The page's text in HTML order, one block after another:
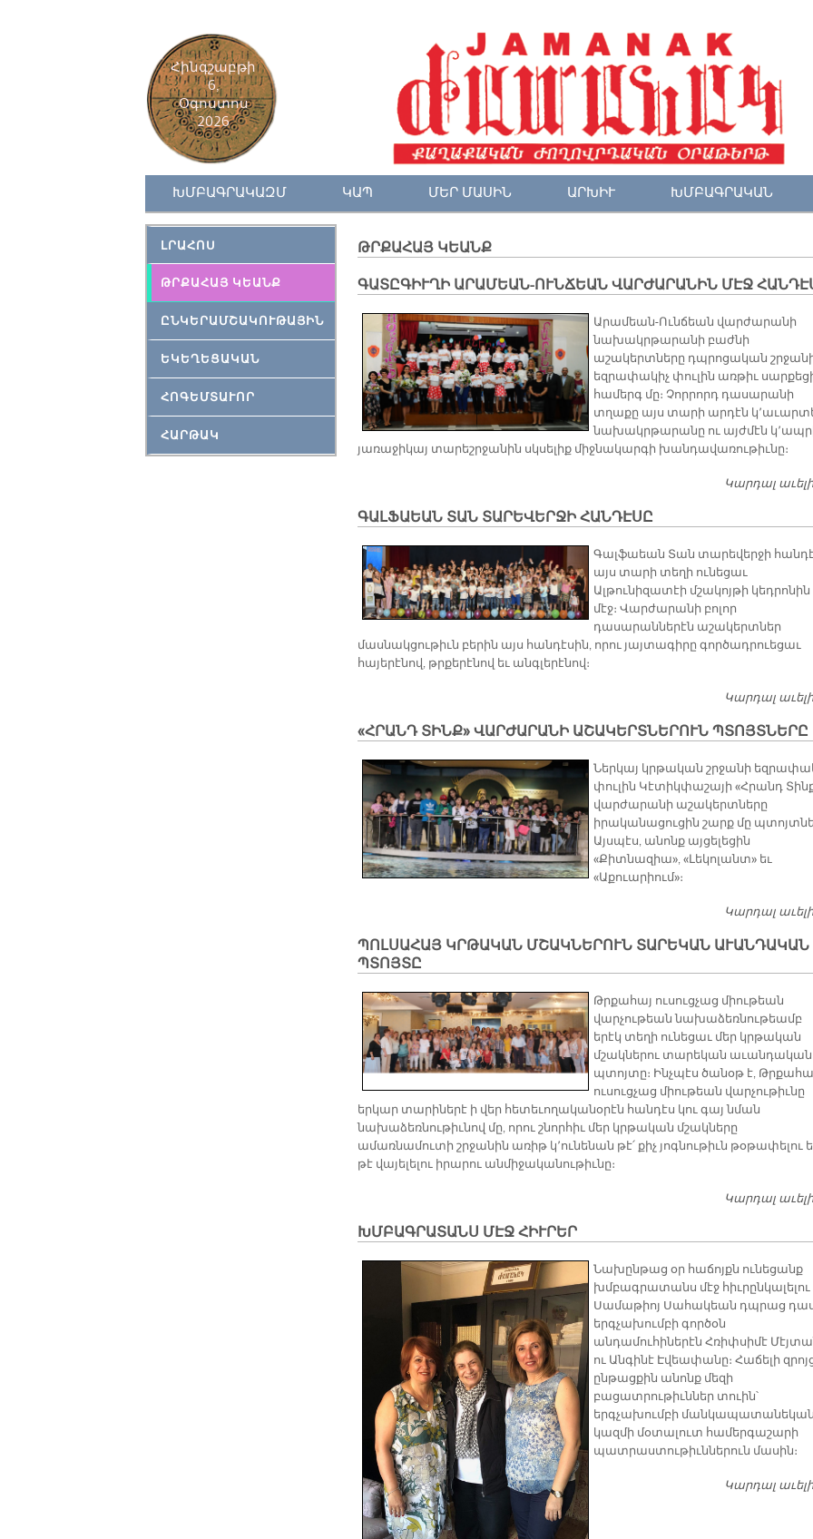
Հինգշաբթի
6,
Օգոստոս
2026
ԽՄԲԱԳՐԱԿԱԶՄ ԿԱՊ ՄԵՐ ՄԱՍԻՆ ԱՐԽԻՒ ԽՄԲԱԳՐԱԿԱՆ
ԼՐԱՀՈՍ
ԹՐՔԱՀԱՅ ԿԵԱՆՔ
ԸՆԿԵՐԱՄՇԱԿՈՒԹԱՅԻՆ
ԵԿԵՂԵՑԱԿԱՆ
ՀՈԳԵՄՏԱՒՈՐ
ՀԱՐԹԱԿ
ԹՐՔԱՀԱՅ ԿԵԱՆՔ
ԳԱՏԸԳԻՒՂԻ ԱՐԱՄԵԱՆ-ՈՒՆՃԵԱՆ ՎԱՐԺԱՐԱՆԻՆ ՄԷՋ
Արամեան-Ունճեան վարժարանի
նախակրթարանի բաժնի
աշակերտները դպրոցական
եզրափակիչ փուլին առթիւ
համերգ մը։ Չորրորդ դասարանի
տղաքը այս տարի արդէն
նախակրթարանը ու այժմէն
յառաջիկայ տարեշրջանին սկսելիք միջնակարգի խանդավառութիւնը։
Կարդալ
ԳԱԼՖԱԵԱՆ ՏԱՆ ՏԱՐԵՎԵՐՋԻ ՀԱՆԴԷՍԸ
Գալֆաեան Տան տարեվերջի
այս տարի տեղի ունեցաւ
Ալթունիզատէի մշակոյթի կեդրոնին
մէջ։ Վարժարանի բոլոր
դասարաններէն աշակերտներ
մասնակցութիւն բերին այս հանդէսին, որու յայտագիրը գործադրուեցաւ
հայերէնով, թրքերէնով եւ անգլերէնով։
Կարդալ
«ՀՐԱՆԴ ՏԻՆՔ» ՎԱՐԺԱՐԱՆԻ ԱՇԱԿԵՐՏՆԵՐՈՒՆ ՊՏՈՅՏՆԵՐԸ
Ներկայ կրթական շրջանի
փուլին Կէտիկփաշայի «Հրանդ
վարժարանի աշակերտները
իրականացուցին շարք մը
Այսպէս, անոնք այցելեցին
«Քիտնազիա», «Լեկոլանտ» եւ
«Աքուարիում»։
Կարդալ
ՊՈԼՍԱՀԱՅ ԿՐԹԱԿԱՆ ՄՇԱԿՆԵՐՈՒՆ ՏԱՐԵԿԱՆ ԱՒԱՆԴԱԿԱՆ
ՊՏՈՅՏԸ
Թրքահայ ուսուցչաց միութեան
վարչութեան նախաձեռնութեամբ
երէկ տեղի ունեցաւ մեր կրթական
մշակներու տարեկան աւանդական
պտոյտը։ Ինչպէս ծանօթ է,
ուսուցչաց միութեան վարչութիւնը
երկար տարիներէ ի վեր հետեւողականօրէն հանդէս կու գայ նման
նախաձեռնութիւնով մը, որու շնորհիւ մեր կրթական մշակները
ամառնամուտի շրջանին առիթ կ՚ունենան թէ՛ քիչ յոգնութիւն թօթափելու
թէ վայելելու իրարու անմիջականութիւնը։
Կարդալ
ԽՄԲԱԳՐԱՏԱՆՍ ՄԷՋ ՀԻՒՐԵՐ
Նախընթաց օր հաճոյքն ունեցանք
խմբագրատանս մէջ հիւրընկալելու
Սամաթիոյ Սահակեան դպրաց
երգչախումբի գործօն
անդամուհիներէն Հռիփսիմէ
ու Անգինէ Էվեափանը։ Հաճելի
ընթացքին անոնք մեզի
բացատրութիւններ տուին՝
երգչախումբի մանկապատանեկան
կազմի մօտալուտ համերգաշարի
պատրաստութիւններուն մասին։
Կարդալ